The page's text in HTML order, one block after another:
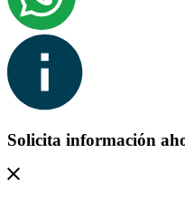
Solicita información